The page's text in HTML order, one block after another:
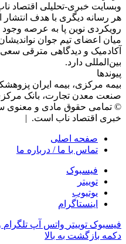
وبسایت خبری-تحلیلی اقتصاد
هر رسانه دیگری با هدف انتشار
رویکردی نوین پا به عرصه وجود
میان اعضای تیم جوان
آکادمیک و دیدگاهی‌ مترقی سعی
بین‌المللی دارد.
پیوندها
بیمه مرکزی، بیمه ایران
صنعت معدن تجارت، بانک
خبری اقتصاد ناب است. |
صفحه اصلی
تماس با ما / درباره ما
فیسبوک
توییتر
یوتیوب
اینستاگرام
فیسبوک توییتر واتس آپ تلگرام
دکمه بازگشت به بالا